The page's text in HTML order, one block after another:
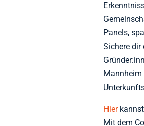
Panels,
Sichere
Hierkannst
Mit dem